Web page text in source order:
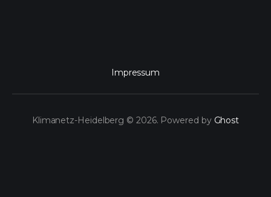
Impressum
Klimanetz-Heidelberg © 2026. Powered by Ghost